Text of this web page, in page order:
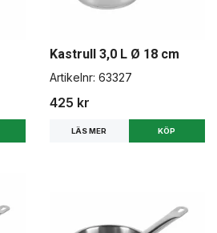
Kastrull 3,0 L Ø 18 cm
Artikelnr: 63327
425 kr
LÄS MER